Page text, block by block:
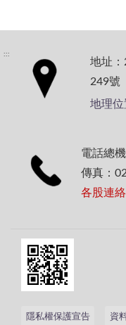
:::
地址
249號
地理位
電話總
傳真：
各股連
隱私權保護宣告 資